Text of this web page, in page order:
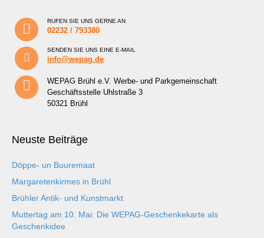
RUFEN SIE UNS GERNE AN
02232 / 793380
SENDEN SIE UNS EINE E-MAIL
info@wepag.de
WEPAG Brühl e.V. Werbe- und Parkgemeinschaft
Geschäftsstelle Uhlstraße 3
50321 Brühl
Neuste Beiträge
Döppe- un Buuremaat
Margaretenkirmes in Brühl
Brühler Antik- und Kunstmarkt
Muttertag am 10. Mai: Die WEPAG-Geschenkekarte als
Geschenkidee